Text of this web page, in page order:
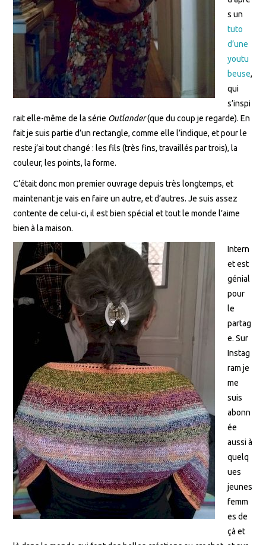
s un
tuto
d’une
youtu
beuse,
qui
s’inspi
rait elle-même de la série Outlander(que du coup je regarde). En
fait je suis partie d’un rectangle, comme elle l’indique, et pour le
reste j’ai tout changé : les fils (très fins, travaillés par trois), la
couleur, les points, la forme.
C’était donc mon premier ouvrage depuis très longtemps, et
maintenant je vais en faire un autre, et d’autres. Je suis assez
contente de celui-ci, il est bien spécial et tout le monde l’aime
bien à la maison.
Intern
et est
génial
pour
le
partag
e. Sur
Instag
ram je
me
suis
abonn
ée
aussi à
quelq
ues
jeunes
femm
es de
çà et